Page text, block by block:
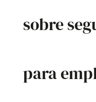
sobre
para